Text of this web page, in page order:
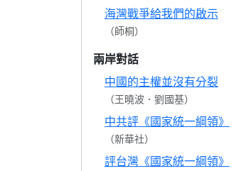
海灣戰爭給我們的啟示
（師桐）
兩岸對話
中國的主權並沒有分裂
（王曉波．劉國基）
中共評《國家統一綱領》
（新華社）
評台灣《國家統一綱領》